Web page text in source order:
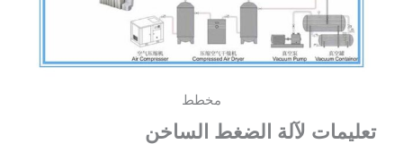
مخطط
تعليمات لآلة الضغط الساخن